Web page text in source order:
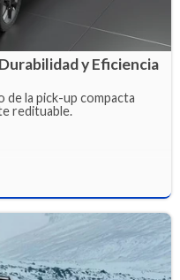
y Eficiencia
de la pick-up compacta
redituable.